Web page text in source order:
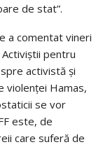
de stat”.
a comentat vineri
pentru
activistă și
violenței Hamas,
se vor
este, de
care suferă de